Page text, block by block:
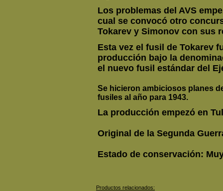
Los problemas del AVS
cual se convocó otro
Tokarev y Simonov con sus
Esta vez el fusil de Tokarev
producción bajo la
el nuevo fusil estándar del
Se hicieron ambiciosos planes
fusiles al año para 1943.
La producción empezó en
Original de la Segunda
Estado de conservación:
Productos relacionados: